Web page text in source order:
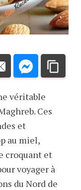
véritable
Ces
et
au miel,
croquant et
voyager à
du Nord de